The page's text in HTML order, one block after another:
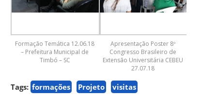
Formação Temática 12.06.18
– Prefeitura Municipal de
Timbó – SC
Apresentação Poster 8º
Congresso Brasileiro de
Extensão Universitária CEBEU
27.07.18
Tags: formações Projeto visitas